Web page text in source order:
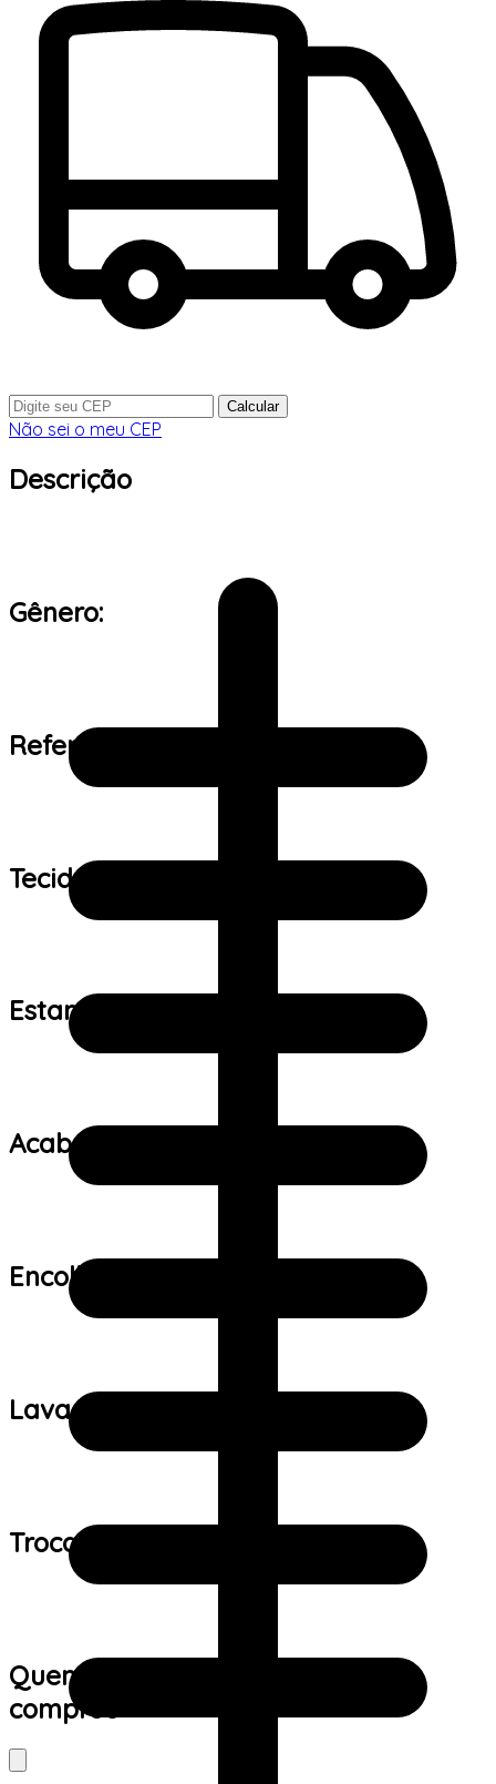
Calcular
Não sei o meu CEP
Descrição
Gênero:
Referência de tamanho:
Tecido:
Estampa:
Acabamento:
Encolhimento:
Lavagem:
Trocas e devoluções:
Quem viu este produto também
comprou